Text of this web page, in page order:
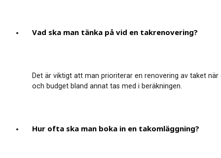
Vad ska man tänka på vid en takrenovering?
Det är viktigt att man prioriterar en renovering av taket
och budget bland annat tas med i beräkningen.
Hur ofta ska man boka in en takomläggning?